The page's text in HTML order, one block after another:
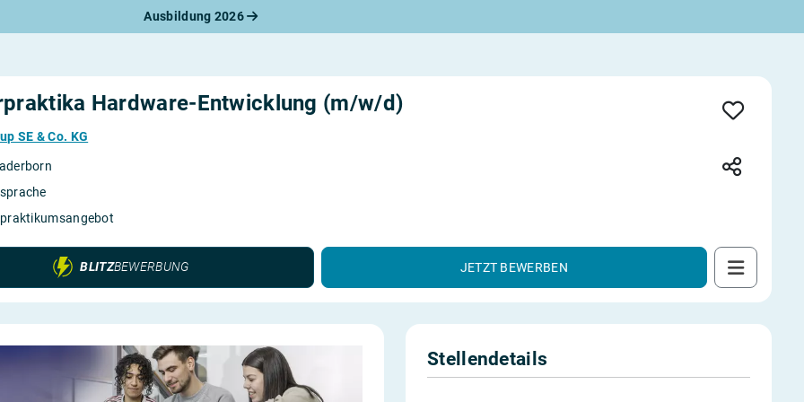
Ausbildung 2026
Bewerbung
Check
Hardware-Entwicklung (m/w/d)
SE & Co. KG
BLITZBEWERBUNG JETZT BEWERBEN
Stellendetails